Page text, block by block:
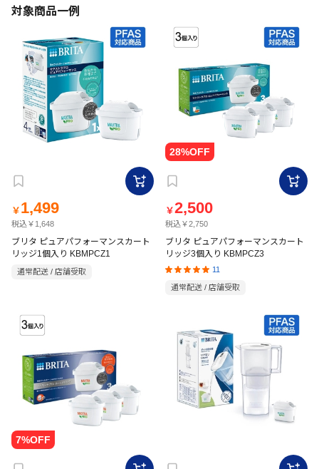
対象商品一例
￥ 1,499
税込￥1,648
ブリタ ピュアパフォーマンスカート
リッジ1個入り KBMPCZ1
通常配送 / 店舗受取
￥2,500
税込￥2,750
ブリタ ピュアパフォーマンスカート
リッジ3個入り KBMPCZ3
11
通常配送 / 店舗受取